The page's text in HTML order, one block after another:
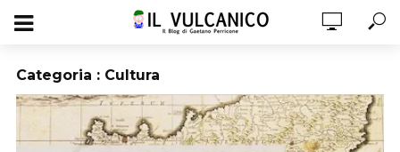
Categoria : Cultura